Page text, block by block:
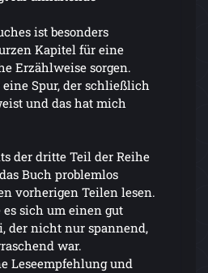
ist besonders
Kapitel für eine
Erzählweise sorgen.
Spur, der schließlich
und das hat mich
der dritte Teil der Reihe
Buch problemlos
vorherigen Teilen lesen.
sich um einen gut
der nicht nur spannend,
war.
Leseempfehlung und